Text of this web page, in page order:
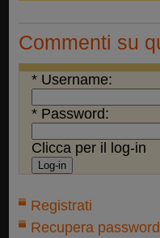
Commenti su
* Username:
* Password:
Clicca per il log-in
Registrati
Recupera password